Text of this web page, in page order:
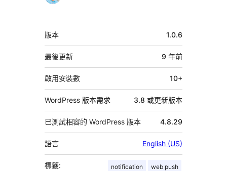
中
繼
資
料
版本 1.0.6
最後更新 9 年前
啟用安裝數 10+
WordPress 版本需求 3.8 或更新版本
已測試相容的 WordPress 版本 4.8.29
語言 English (US)
標籤: notification web push